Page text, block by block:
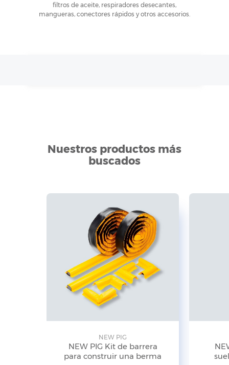
filtros de aceite, respiradores desecantes,
mangueras, conectores rápidos y otros accesorios.
Nuestros productos más
buscados
NEW PIG
NEW PIG Kit de barrera
para construir una berma